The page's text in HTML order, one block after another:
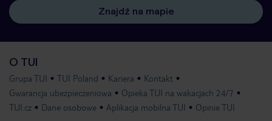
Znajdź na mapie
O TUI
Grupa TUI TUI Poland Kariera
Kontakt
Gwarancja ubezpieczeniowa
Opieka TUI na wakacjach 24/7
TUI.cz
Dane osobowe Aplikacja mobilna TUI Opinie TUI